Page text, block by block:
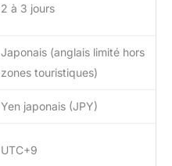
2 à 3 jours
Japonais (anglais limité hors
zones touristiques)
Yen japonais (JPY)
UTC+9